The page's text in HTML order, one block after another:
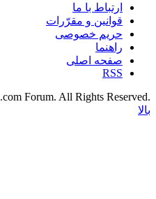
ارتباط با ما
قوانین و مقرّرات
حریم خصوصی
راهنما
صفحه اصلی
RSS
بالا